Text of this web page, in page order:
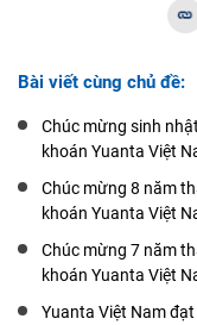
Bài viết cùng chủ đề:
Chúc mừng sinh
khoán Yuanta Việt
Chúc mừng 8 năm
khoán Yuanta Việt
Chúc mừng 7 năm
khoán Yuanta Việt
Yuanta Việt Nam